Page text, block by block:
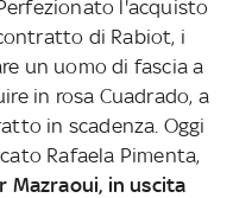
l'acquisto
di Rabiot, i
un uomo di fascia a
in rosa Cuadrado, a
in scadenza. Oggi
Rafaela Pimenta,
Mazraoui, in uscita